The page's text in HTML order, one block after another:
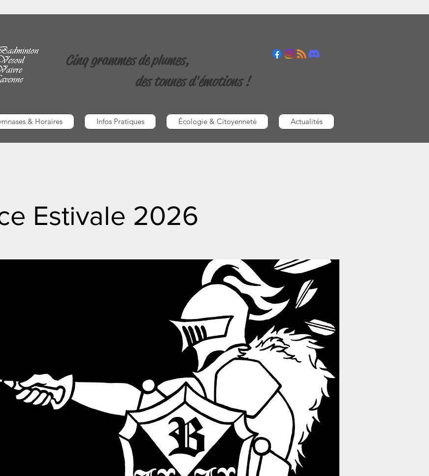
Cinq grammes de plumes,
des tonnes d'émotions !
& Horaires Infos Pratiques Écologie & Citoyenneté Actualités
Estivale 2026